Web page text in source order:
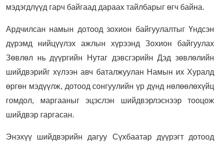
мэдэгдлүүд гарч байгаад дараах тайлбарыг өгч байна.
Ардчилсан намын дотоод зохион байгуулалтыг Үндсэн
дүрэмд нийцүүлэх ажлын хүрээнд Зохион байгуулах
Зөвлөл нь дүүргийн Нутаг дэвсгэрийн Дэд зөвлөлийн
шийдвэрийг хүлээн авч баталжуулан Намын их Хуралд
өргөн мэдүүлж, дотоод сонгуулийн үр дүнд нөлөөлөхүйц
гомдол, маргааныг эцэслэн шийдвэрлэснээр тооцож
шийдвэр гаргасан.
Энэхүү шийдвэрийн дагуу Сүхбаатар дүүрэгт дотоод